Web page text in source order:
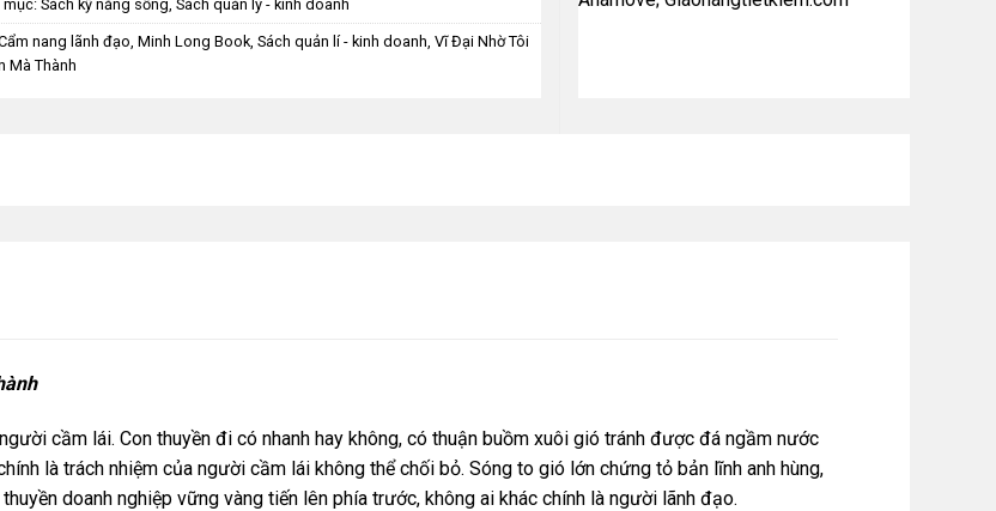
mục:Sách kỹ năng sống Sách quản lý - kinh doanh
nang lãnh đạo Minh Long Book, Sách quản lí - kinh doanh Vĩ Đại Nhờ Tôi
Mà Thành
cầm lái. Con thuyền đi có nhanh hay không, có thuận buồm xuôi gió tránh được đá ngầm nước
là trách nhiệm của người cầm lái không thể chối bỏ. Sóng to gió lớn chứng tỏ bản lĩnh anh hùng,
doanh nghiệp vững vàng tiến lên phía trước, không ai khác chính là người lãnh đạo.